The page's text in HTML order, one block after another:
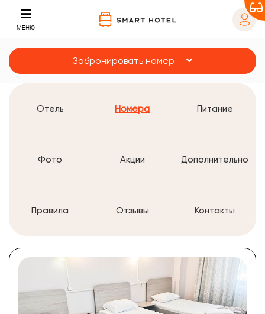
МЕНЮ
Забронировать номер
Отель Номера Питание
Фото Акции Дополнительно
Правила Отзывы Контакты